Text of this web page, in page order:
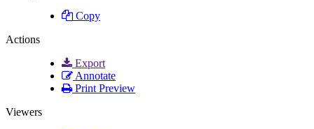
Copy
Actions
Export
Annotate
Print Preview
Viewers